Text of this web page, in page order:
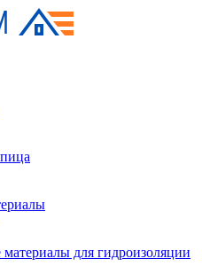
для гидроизоляции